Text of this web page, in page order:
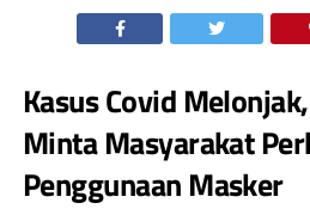
Kasus Covid
Minta Masyarakat
Penggunaan Masker